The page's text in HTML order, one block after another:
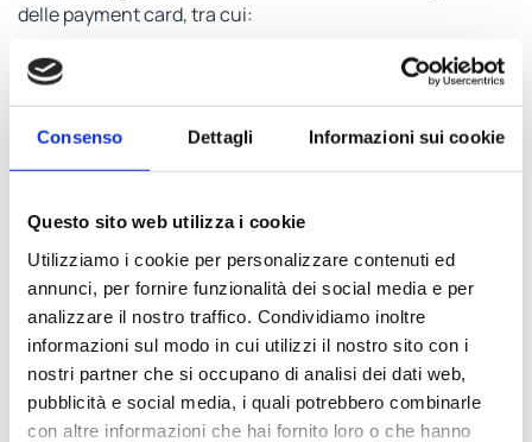
Consenso Dettagli Informazioni sui cookie
Questo sito web utilizza i cookie
Utilizziamo i cookie per personalizzare contenuti ed
annunci, per fornire funzionalità dei social media e per
analizzare il nostro traffico. Condividiamo inoltre
informazioni sul modo in cui utilizzi il nostro sito con i
nostri partner che si occupano di analisi dei dati web,
pubblicità e social media, i quali potrebbero combinarle
con altre informazioni che hai fornito loro o che hanno
delle payment card, tra cui:
Progettazione tecnica
. Design funzionale, sviluppo
del chip e personalizzazione completa. Offriamo
inoltre la possibilità di integrare le vostre card fisiche
e digitali attraverso lo sviluppo di Wallet e
autorizzativo, per pagamenti sempre sicuri.
Produzione e branding
. Realizzazione di card
massimo valore funzionale ed estetico e aumentare il
customer engagement.
Logistica integrata. Elaborazione giornaliera dei dati
dei nuovi correntisti e normalizzazione dei file.